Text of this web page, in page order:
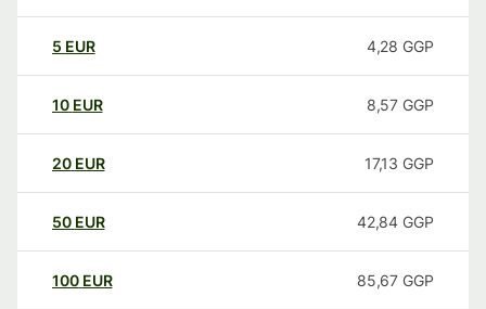
5 EUR 4,28 GGP
10 EUR 8,57 GGP
20 EUR 17,13 GGP
50 EUR 42,84 GGP
100 EUR 85,67 GGP